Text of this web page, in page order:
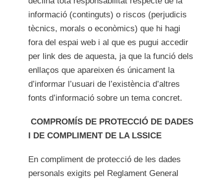
informació (continguts) o riscos (perjudicis
tècnics, morals o econòmics) que hi hagi
fora del espai web i al que es pugui accedir
per link des de aquesta, ja que la funció dels
enllaços que apareixen és únicament la
d’informar l’usuari de l’existència d’altres
fonts d’informació sobre un tema concret.
COMPROMÍS DE PROTECCIÓ DE DADES
I DE COMPLIMENT DE LA LSSICE
En compliment de protecció de les dades
personals exigits pel Reglament General